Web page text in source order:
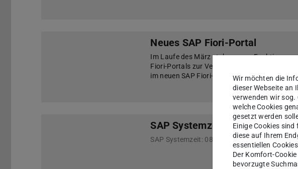
Neues SAP Fiori-Portal
Im Laufe des März stehen neue Funktionen
Fiori-Portals zur Verfügung. Die Inhalte des
im neuen SAP Fiori-Portal freigeschaltet.
SAP Systemzeit
SAP Systemzeit: 08.01.2021 ab 13:00 Uhr
Wir möchten die
dieser Webseite an
verwenden wir sog.
welche Cookies
gesetzt werden
Einige Cookies
diese auf Ihrem
essentiellen
Der Komfort-
bevorzugte